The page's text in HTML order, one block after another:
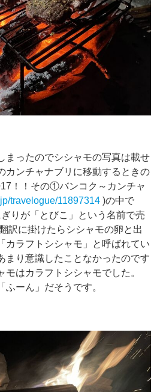
まったのでシシャモの写真は載せ
カンチャナブリに移動するときの
！！その①バンコク～カンチャ
travelogue/11897314 )の中で
りが「とびこ」という名前で売
訳に掛けたらシシャモの卵と出
カラフトシシャモ」と呼ばれてい
まり意識したことなかったのです
モはカラフトシシャモでした。
ーん」だそうです。